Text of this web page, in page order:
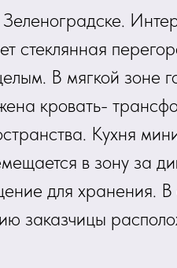
стеклянная
В мягкой зоне
кровать-
Кухня
в зону за
для хранения.
заказчицы